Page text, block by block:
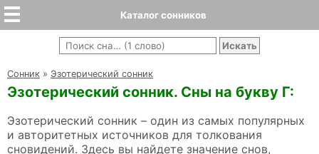
Каталог сонников
Cонник » Эзотерический сонник
Эзотерический сонник. Сны на букву Г:
Эзотерический сонник – один из самых популярных
и авторитетных источников для толкования
сновидений. Здесь вы найдете значение снов,